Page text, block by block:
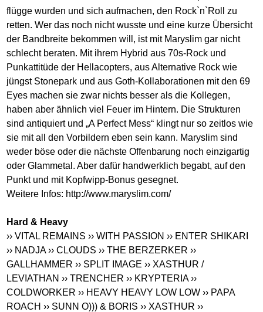
flügge wurden und sich aufmachen, den Rock`n`Roll zu
retten. Wer das noch nicht wusste und eine kurze Übersicht
der Bandbreite bekommen will, ist mit Maryslim gar nicht
schlecht beraten. Mit ihrem Hybrid aus 70s-Rock und
Punkattitüde der Hellacopters, aus Alternative Rock wie
jüngst Stonepark und aus Goth-Kollaborationen mit den 69
Eyes machen sie zwar nichts besser als die Kollegen,
haben aber ähnlich viel Feuer im Hintern. Die Strukturen
sind antiquiert und „A Perfect Mess“ klingt nur so zeitlos wie
sie mit all den Vorbildern eben sein kann. Maryslim sind
weder böse oder die nächste Offenbarung noch einzigartig
oder Glammetal. Aber dafür handwerklich begabt, auf den
Punkt und mit Kopfwipp-Bonus gesegnet.
Weitere Infos: http://www.maryslim.com/
Hard & Heavy
›› VITAL REMAINS ›› WITH PASSION ›› ENTER SHIKARI
›› NADJA ›› CLOUDS ›› THE BERZERKER ››
GALLHAMMER ›› SPLIT IMAGE ›› XASTHUR /
LEVIATHAN ›› TRENCHER ›› KRYPTERIA ››
COLDWORKER ›› HEAVY HEAVY LOW LOW ›› PAPA
ROACH ›› SUNN O))) & BORIS ›› XASTHUR ››